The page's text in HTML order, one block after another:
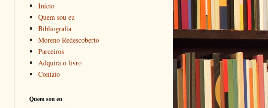
Início
Quem sou eu
Bibliografia
Moreno Redescoberto
Parceiros
Adquira o livro
Contato
Quem sou eu